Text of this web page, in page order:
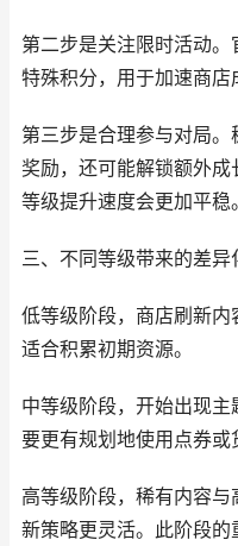
第二步是关注限时活动
特殊积分，用于加速商店
第三步是合理参与对局
奖励，还可能解锁额外
等级提升速度会更加平稳。
三、不同等级带来的差异
低等级阶段，商店刷新内
适合积累初期资源。
中等级阶段，开始出现
要更有规划地使用点券或
高等级阶段，稀有内容与
新策略更灵活。此阶段